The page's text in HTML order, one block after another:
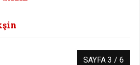
SAYFA 3 / 6